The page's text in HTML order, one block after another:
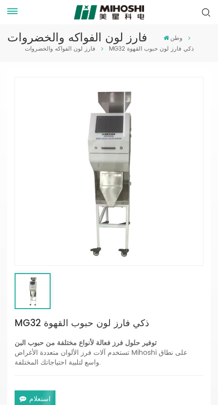
فارز لون الفواكه والخضروات
وطن
فارز لون الفواكه والخضروات
MG32 ذكي فارز لون حبوب القهوة
MG32 ذكي فارز لون حبوب القهوة
توفير حلول فرز فعالة لأنواع مختلفة من حبوب البن
تستخدم آلات فرز الألوان متعددة الأغراض Mihoshi على نطاق
واسع لتلبية احتياجاتك المختلفة.
استعلام